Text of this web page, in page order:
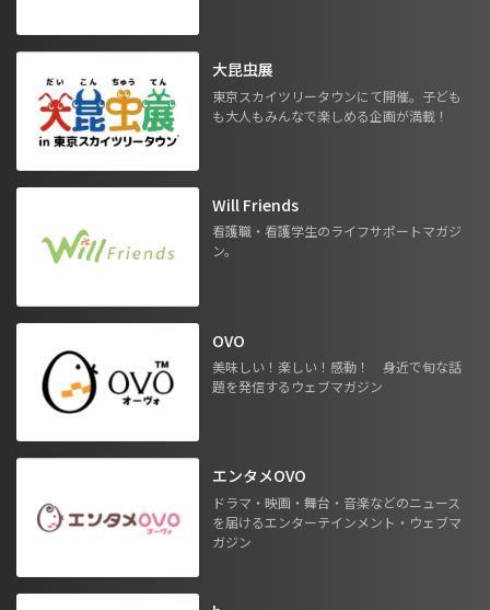
大昆虫展
東京スカイツリータウンにて開催。子ども
も大人もみんなで楽しめる企画が満載！
Will Friends
看護職・看護学生のライフサポートマガジ
ン。
OVO
美味しい！楽しい！感動！ 身近で旬な話
題を発信するウェブマガジン
エンタメOVO
ドラマ・映画・舞台・音楽などのニュース
を届けるエンターテインメント・ウェブマ
ガジン